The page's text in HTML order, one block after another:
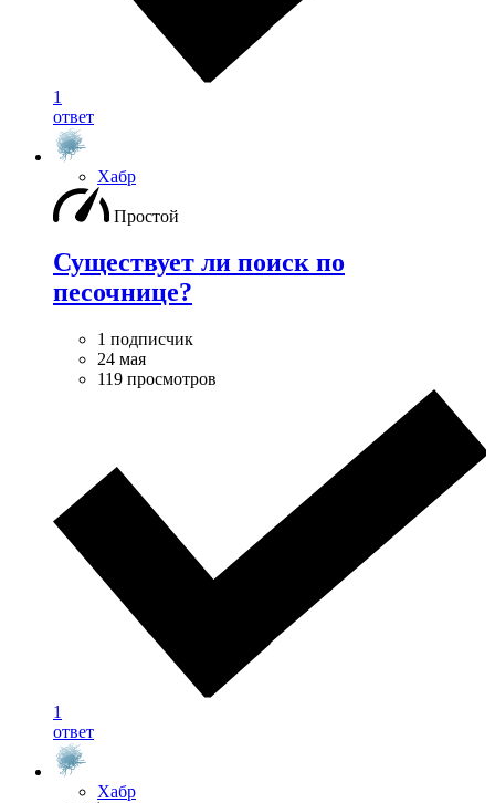
1
ответ
Хабр
Простой
Существует ли поиск по
песочнице?
1 подписчик
24 мая
119 просмотров
1
ответ
Хабр